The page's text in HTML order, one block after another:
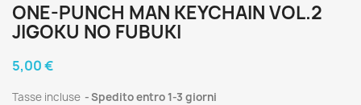
ONE-PUNCH MAN KEYCHAIN VOL.2
JIGOKU NO FUBUKI
5,00 €
Tasse incluse Spedito entro 1-3 giorni